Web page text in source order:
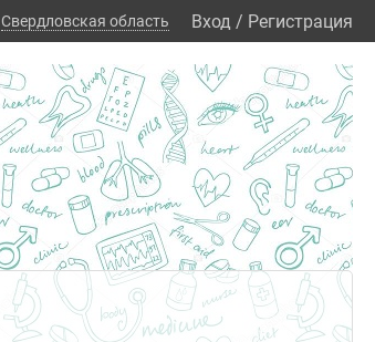
Свердловская область Вход / Регистрация